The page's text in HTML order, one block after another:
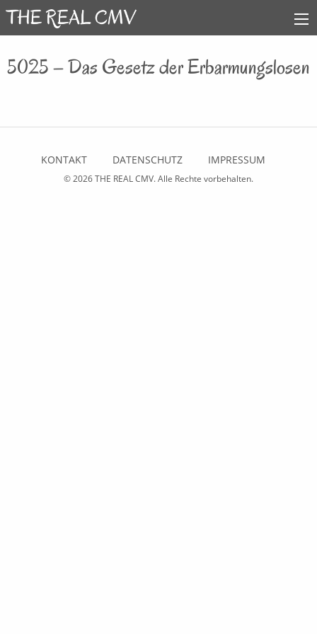
5025 – Das Gesetz der Erbarmungslosen
KONTAKT DATENSCHUTZ IMPRESSUM
© 2026THE REAL CMV. Alle Rechte vorbehalten.